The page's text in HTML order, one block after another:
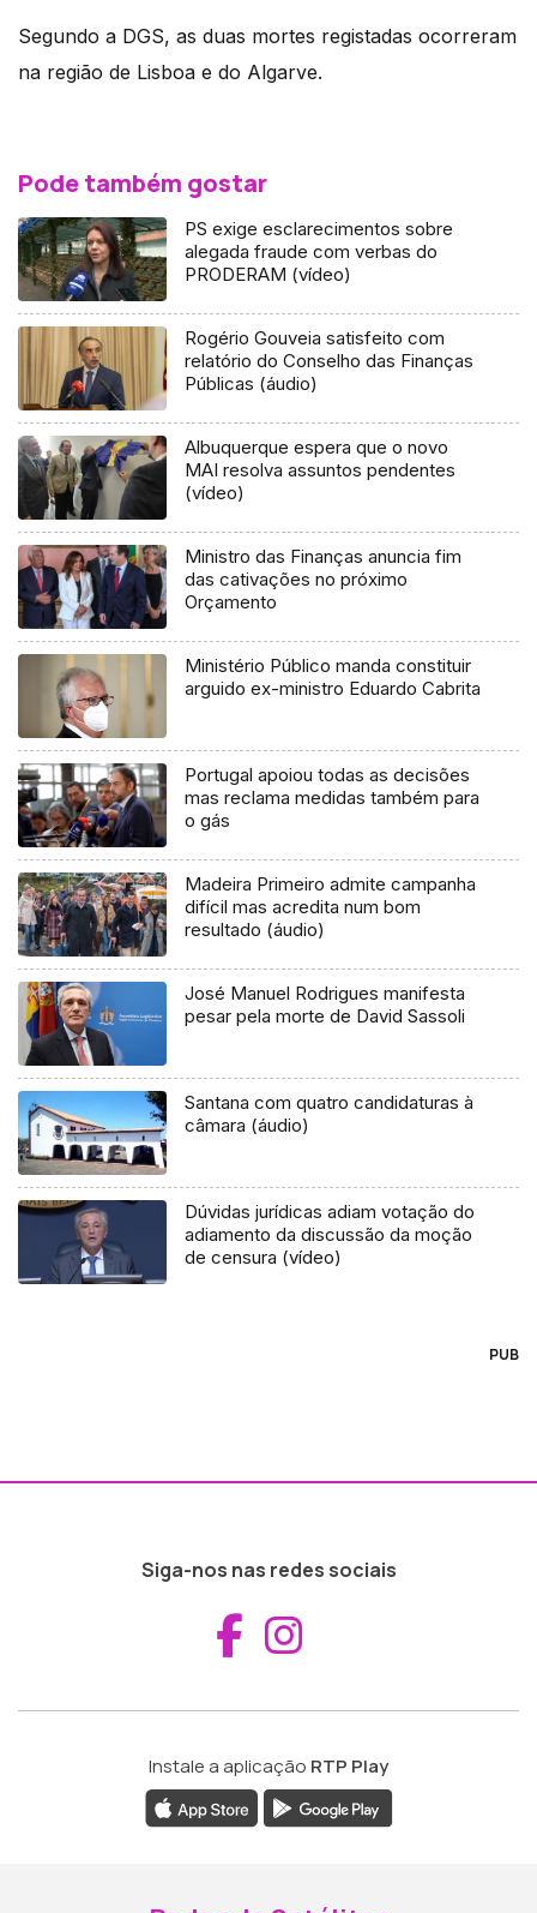
Segundo a DGS, as duas mortes registadas ocorreram
na região de Lisboa e do Algarve.
Pode também gostar
PS exige esclarecimentos sobre
alegada fraude com verbas do
PRODERAM (vídeo)
Rogério Gouveia satisfeito com
relatório do Conselho das Finanças
Públicas (áudio)
Albuquerque espera que o novo
MAI resolva assuntos pendentes
(vídeo)
Ministro das Finanças anuncia fim
das cativações no próximo
Orçamento
Ministério Público manda constituir
arguido ex-ministro Eduardo Cabrita
Portugal apoiou todas as decisões
mas reclama medidas também para
o gás
Madeira Primeiro admite campanha
difícil mas acredita num bom
resultado (áudio)
José Manuel Rodrigues manifesta
pesar pela morte de David Sassoli
Santana com quatro candidaturas à
câmara (áudio)
Dúvidas jurídicas adiam votação do
adiamento da discussão da moção
de censura (vídeo)
PUB
Siga-nos nas redes sociais
Aceder ao
Instale a aplicação RTP Play